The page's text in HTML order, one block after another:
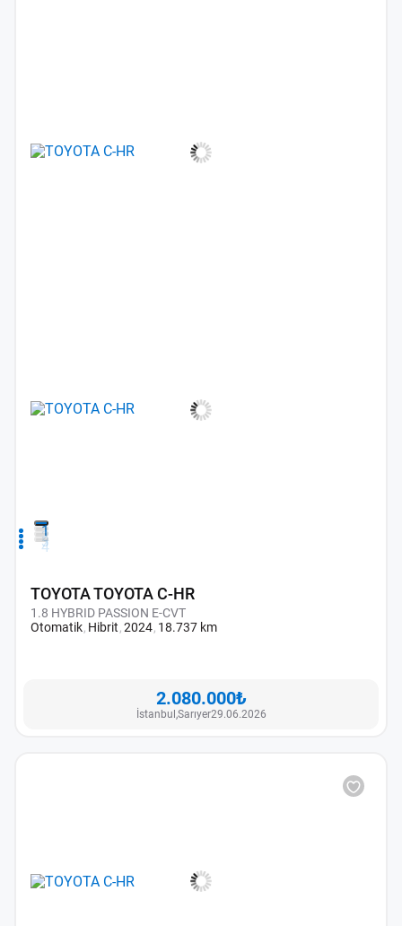
1
2
3
4
TOYOTA TOYOTA C-HR
1.8 HYBRID PASSION E-CVT
Otomatik Hibrit2024 18.737 km
2.080.000₺
İstanbul,Sarıyer29.06.2026